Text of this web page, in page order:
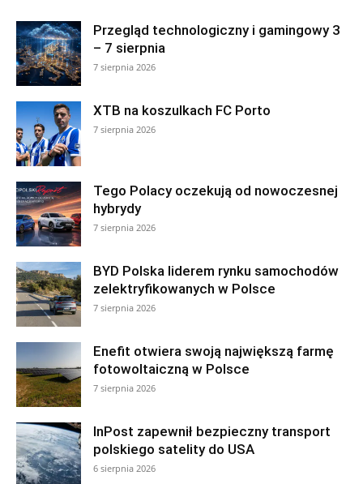
Przegląd technologiczny i gamingowy 3
– 7 sierpnia
7 sierpnia 2026
XTB na koszulkach FC Porto
7 sierpnia 2026
Tego Polacy oczekują od nowoczesnej
hybrydy
7 sierpnia 2026
BYD Polska liderem rynku samochodów
zelektryfikowanych w Polsce
7 sierpnia 2026
Enefit otwiera swoją największą farmę
fotowoltaiczną w Polsce
7 sierpnia 2026
InPost zapewnił bezpieczny transport
polskiego satelity do USA
6 sierpnia 2026